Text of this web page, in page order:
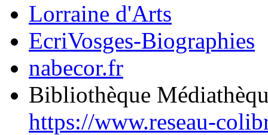
Lorraine d'Arts
EcriVosges-Biographies
nabecor.fr
Bibliothèque
https://www.reseau-